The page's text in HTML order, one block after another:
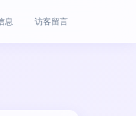
息 访客留言